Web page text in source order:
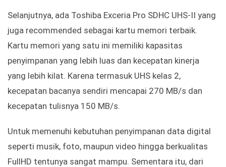
Selanjutnya, ada Toshiba Exceria Pro SDHC UHS-II yang
juga recommended sebagai kartu memori terbaik.
Kartu memori yang satu ini memiliki kapasitas
penyimpanan yang lebih luas dan kecepatan kinerja
yang lebih kilat. Karena termasuk UHS kelas 2,
kecepatan bacanya sendiri mencapai 270 MB/s dan
kecepatan tulisnya 150 MB/s.
Untuk memenuhi kebutuhan penyimpanan data digital
seperti musik, foto, maupun video hingga berkualitas
FullHD tentunya sangat mampu. Sementara itu, dari